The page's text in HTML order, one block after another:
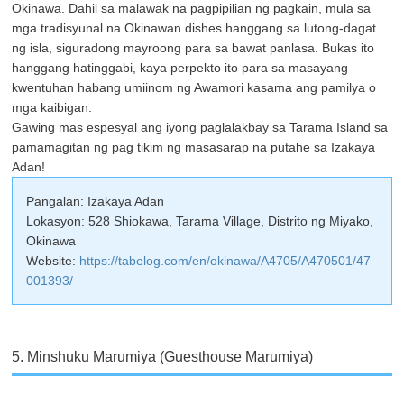
Okinawa. Dahil sa malawak na pagpipilian ng pagkain, mula sa
mga tradisyunal na Okinawan dishes hanggang sa lutong-dagat
ng isla, siguradong mayroong para sa bawat panlasa. Bukas ito
hanggang hatinggabi, kaya perpekto ito para sa masayang
kwentuhan habang umiinom ng Awamori kasama ang pamilya o
mga kaibigan.
Gawing mas espesyal ang iyong paglalakbay sa Tarama Island sa
pamamagitan ng pag tikim ng masasarap na putahe sa Izakaya
Adan!
Pangalan: Izakaya Adan
Lokasyon: 528 Shiokawa, Tarama Village, Distrito ng Miyako,
Okinawa
Website: https://tabelog.com/en/okinawa/A4705/A470501/47
001393/
5. Minshuku Marumiya (Guesthouse Marumiya)